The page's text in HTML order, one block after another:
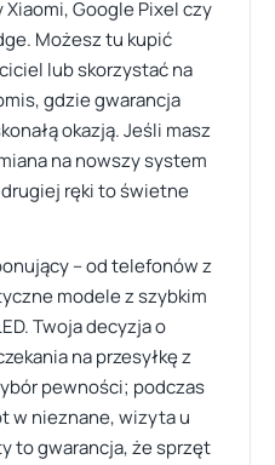
Google Pixel czy
Możesz tu kupić
lub skorzystać na
gdzie gwarancja
okazją. Jeśli masz
na nowszy system
ręki to świetne
– od telefonów z
modele z szybkim
Twoja decyzja o
na przesyłkę z
pewności; podczas
w nieznane, wizyta u
to gwarancja, że sprzęt